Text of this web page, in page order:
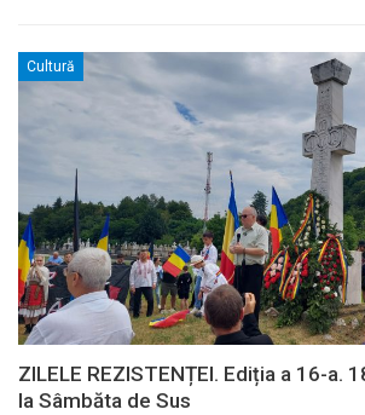
Cultură
ZILELE REZISTENȚEI. Ediția a 16-a.
la Sâmbăta de Sus